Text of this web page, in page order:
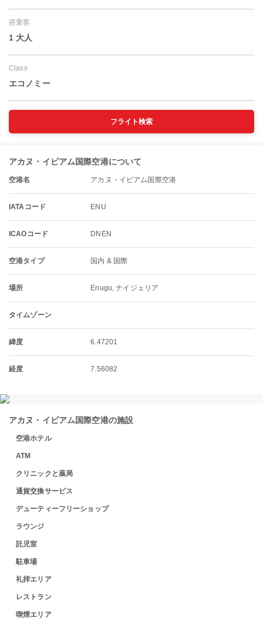
搭乗客
1 大人
Class
エコノミー
フライト検索
アカヌ・イビアム国際空港について
空港名 アカヌ・イビアム国際空港
IATAコード ENU
ICAOコード DNEN
空港タイプ 国内 & 国際
場所 Enugu, ナイジェリア
タイムゾーン
緯度 6.47201
経度 7.56082
アカヌ・イビアム国際空港の施設
空港ホテル
ATM
クリニックと薬局
通貨交換サービス
デューティーフリーショップ
ラウンジ
託児室
駐車場
礼拝エリア
レストラン
喫煙エリア